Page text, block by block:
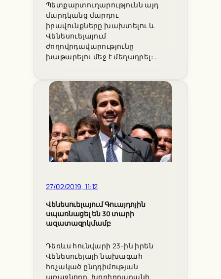
Պետքարտուղարությունն այդ
մարդկանց մարդու
իրավունքները խախտելու և
Վենեսուելայում
ժողովրդավարությունը
խաթարելու մեջ է մեղադրել։…
27/02/2019, 11:12
Վենեսուելայում Գուայդոյին
սպառնացել են 30 տարի
ազատազրկմամբ
Դեռևս հունվարի 23-ին իրեն
Վենեսուելայի նախագահ
հռչակած ընդդիմության
առաջնորդ, խորհրդարանի